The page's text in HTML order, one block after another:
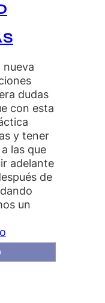
nueva
dudas
con esta
y tener
las que
adelante
de
un